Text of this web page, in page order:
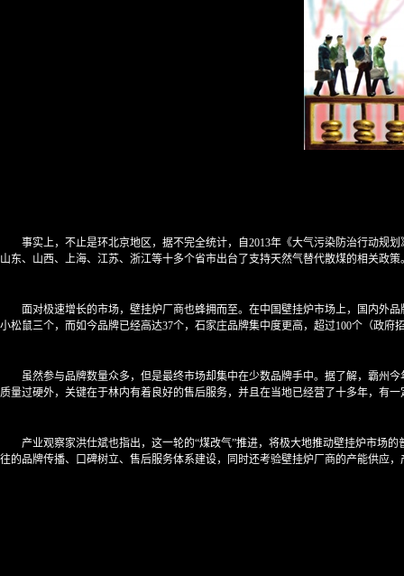
事实上，不止是环北京地区，据不完全统计，自2013年《大气污染防治行动规
山东、山西、上海、江苏、浙江等十多个省市出台了支持天然气替代散煤的相关政
面对极速增长的市场，壁挂炉厂商也蜂拥而至。在中国壁挂炉市场上，国内外
小松鼠三个，而如今品牌已经高达37个，石家庄品牌集中度更高，超过100个（政府
虽然参与品牌数量众多，但是最终市场却集中在少数品牌手中。据了解，霸州
质量过硬外，关键在于林内有着良好的售后服务，并且在当地已经营了十多年，有一
产业观察家洪仕斌也指出，这一轮的“煤改气”推进，将极大地推动壁挂炉市场
往的品牌传播、口碑树立、售后服务体系建设，同时还考验壁挂炉厂商的产能供应